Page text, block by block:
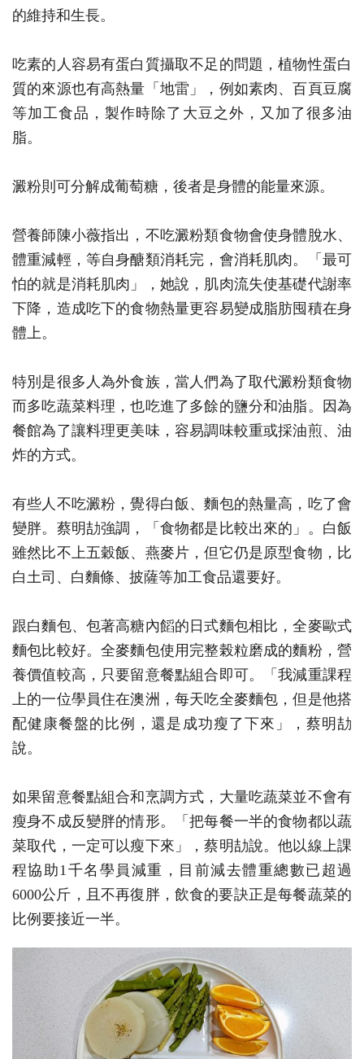
的維持和生長。
吃素的人容易有蛋白質攝取不足的問題，植物性蛋白
質的來源也有高熱量「地雷」，例如素肉、百頁豆腐
等加工食品，製作時除了大豆之外，又加了很多油
脂。
澱粉則可分解成葡萄糖，後者是身體的能量來源。
營養師陳小薇指出，不吃澱粉類食物會使身體脫水、
體重減輕，等自身醣類消耗完，會消耗肌肉。「最可
怕的就是消耗肌肉」，她說，肌肉流失使基礎代謝率
下降，造成吃下的食物熱量更容易變成脂肪囤積在身
體上。
特別是很多人為外食族，當人們為了取代澱粉類食物
而多吃蔬菜料理，也吃進了多餘的鹽分和油脂。因為
餐館為了讓料理更美味，容易調味較重或採油煎、油
炸的方式。
有些人不吃澱粉，覺得白飯、麵包的熱量高，吃了會
變胖。蔡明劼強調，「食物都是比較出來的」。白飯
雖然比不上五穀飯、燕麥片，但它仍是原型食物，比
白土司、白麵條、披薩等加工食品還要好。
跟白麵包、包著高糖內饀的日式麵包相比，全麥歐式
麵包比較好。全麥麵包使用完整榖粒磨成的麵粉，營
養價值較高，只要留意餐點組合即可。「我減重課程
上的一位學員住在澳洲，每天吃全麥麵包，但是他搭
配健康餐盤的比例，還是成功瘦了下來」，蔡明劼
說。
如果留意餐點組合和烹調方式，大量吃蔬菜並不會有
瘦身不成反變胖的情形。「把每餐一半的食物都以蔬
菜取代，一定可以瘦下來」，蔡明劼說。他以線上課
程協助1千名學員減重，目前減去體重總數已超過
6000公斤，且不再復胖，飲食的要訣正是每餐蔬菜的
比例要接近一半。